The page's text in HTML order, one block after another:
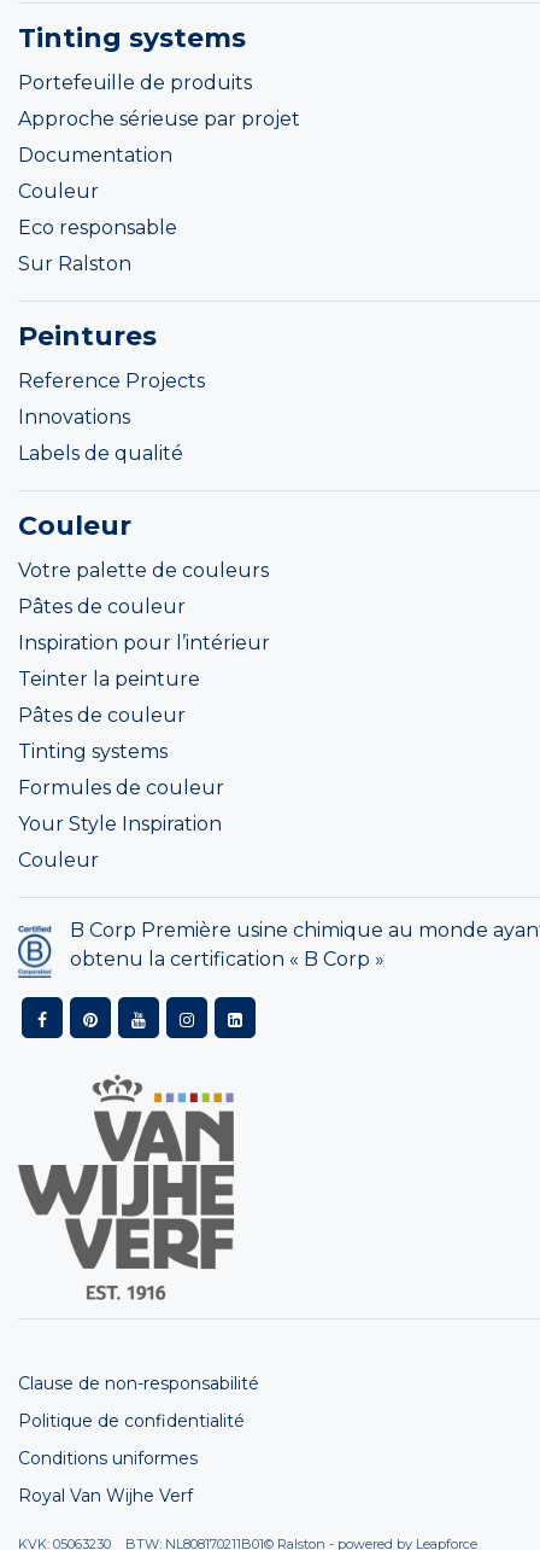
Tinting systems
Portefeuille de produits
Approche sérieuse par projet
Documentation
Couleur
Eco responsable
Sur Ralston
Peintures
Reference Projects
Innovations
Labels de qualité
Couleur
Votre palette de couleurs
Pâtes de couleur
Inspiration pour l’intérieur
Teinter la peinture
Pâtes de couleur
Tinting systems
Formules de couleur
Your Style Inspiration
Couleur
B Corp Première usine chimique au monde
obtenu la certification « B Corp »
Clause de non-responsabilité
Politique de confidentialité
Conditions uniformes
Royal Van Wijhe Verf
KVK: 05063230 BTW: NL808170211B01© Ralston - powered by Leapforce